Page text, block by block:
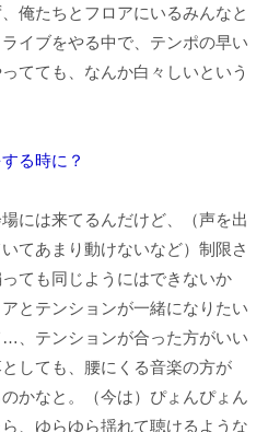
俺たちとフロアにいるみんなと
イブをやる中で、テンポの早い
てても、なんか白々しいという
る時に？
には来てるんだけど、（声を出
てあまり動けないなど）制限さ
ても同じようにはできないか
とテンションが一緒になりたい
、テンションが合った方がいい
しても、腰にくる音楽の方が
かなと。（今は）ぴょんぴょん
、ゆらゆら揺れて聴けるような